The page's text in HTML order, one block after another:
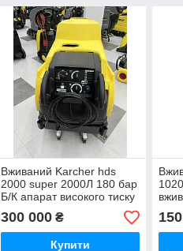
Вживаний Karcher hds
2000 super 2000Л 180 бар
Б/К апарат високого тиску
з підігрівом води вживаний
300 000₴
Купити